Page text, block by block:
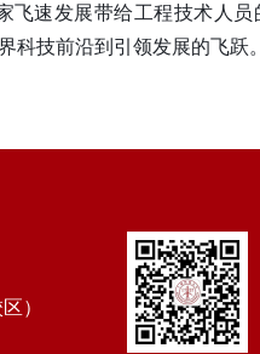
飞速发展带给工程技术人员
科技前沿到引领发展的飞跃
）